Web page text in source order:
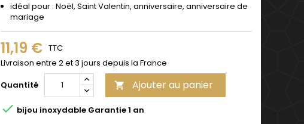
idéal pour : Noël, Saint Valentin, anniversaire, anniversaire de
mariage
11,19 € TTC
Livraison entre 2 et 3 jours depuis la France
Quantité
 Ajouter au panier
 bijou inoxydable Garantie 1 an